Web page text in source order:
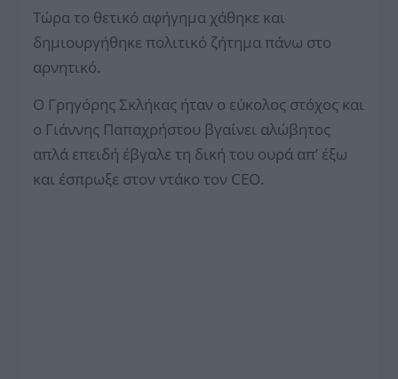
Τώρα το θετικό αφήγημα χάθηκε και
δημιουργήθηκε πολιτικό ζήτημα πάνω στο
αρνητικό.
Ο Γρηγόρης Σκλήκας ήταν ο εύκολος στόχος και
ο Γιάννης Παπαχρήστου βγαίνει αλώβητος
απλά επειδή έβγαλε τη δική του ουρά απ’ έξω
και έσπρωξε στον ντάκο τον CEO.